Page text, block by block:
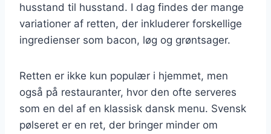
husstand til husstand. I dag findes der mange
variationer af retten, der inkluderer forskellige
ingredienser som bacon, løg og grøntsager.
Retten er ikke kun populær i hjemmet, men
også på restauranter, hvor den ofte serveres
som en del af en klassisk dansk menu. Svensk
pølseret er en ret, der bringer minder om